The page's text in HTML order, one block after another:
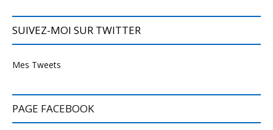
SUIVEZ-MOI SUR TWITTER
Mes Tweets
PAGE FACEBOOK